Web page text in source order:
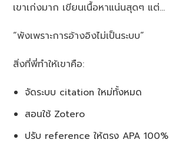
เขาเก่งมาก เขียนเนื้อหาแน่นสุดๆ แต่…
“พังเพราะการอ้างอิงไม่เป็นระบบ”
สิ่งที่พี่ทำให้เขาคือ:
จัดระบบ citation ใหม่ทั้งหมด
สอนใช้ Zotero
ปรับ reference ให้ตรง APA 100%